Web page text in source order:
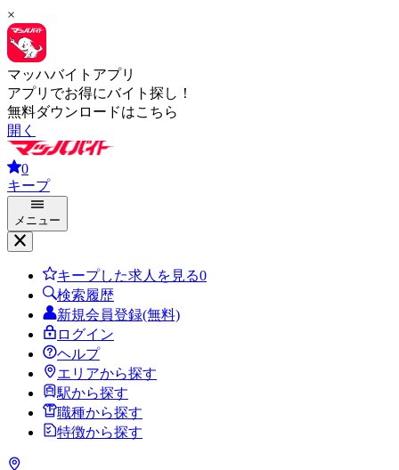
×
マッハバイトアプリ
アプリでお得にバイト探し！
無料ダウンロードはこちら
開く
0
キープ
メニュー
キープした求人を見る0
検索履歴
新規会員登録(無料)
ログイン
ヘルプ
エリアから探す
駅から探す
職種から探す
特徴から探す